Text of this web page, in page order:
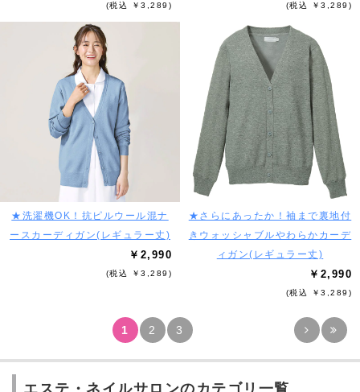
(税込 ￥3,289) (税込 ￥3,289)
★洗濯機OK！抗ピルウール混ナ
ースカーディガン(レギュラー丈)
￥2,990
(税込 ￥3,289)
★さらにあったか！袖まで裏地付
きウォッシャブルやわらかカーデ
ィガン(レギュラー丈)
￥2,990
(税込 ￥3,289)
1 2 3
エステ・ネイルサロンのカテゴリ一覧